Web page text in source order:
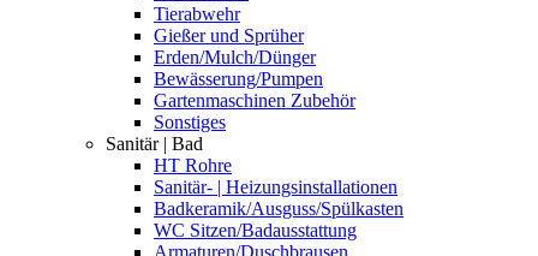
Tierabwehr
Gießer und Sprüher
Erden/Mulch/Dünger
Bewässerung/Pumpen
Gartenmaschinen Zubehör
Sonstiges
Sanitär | Bad
HT Rohre
Sanitär- | Heizungsinstallationen
Badkeramik/Ausguss/Spülkasten
WC Sitzen/Badausstattung